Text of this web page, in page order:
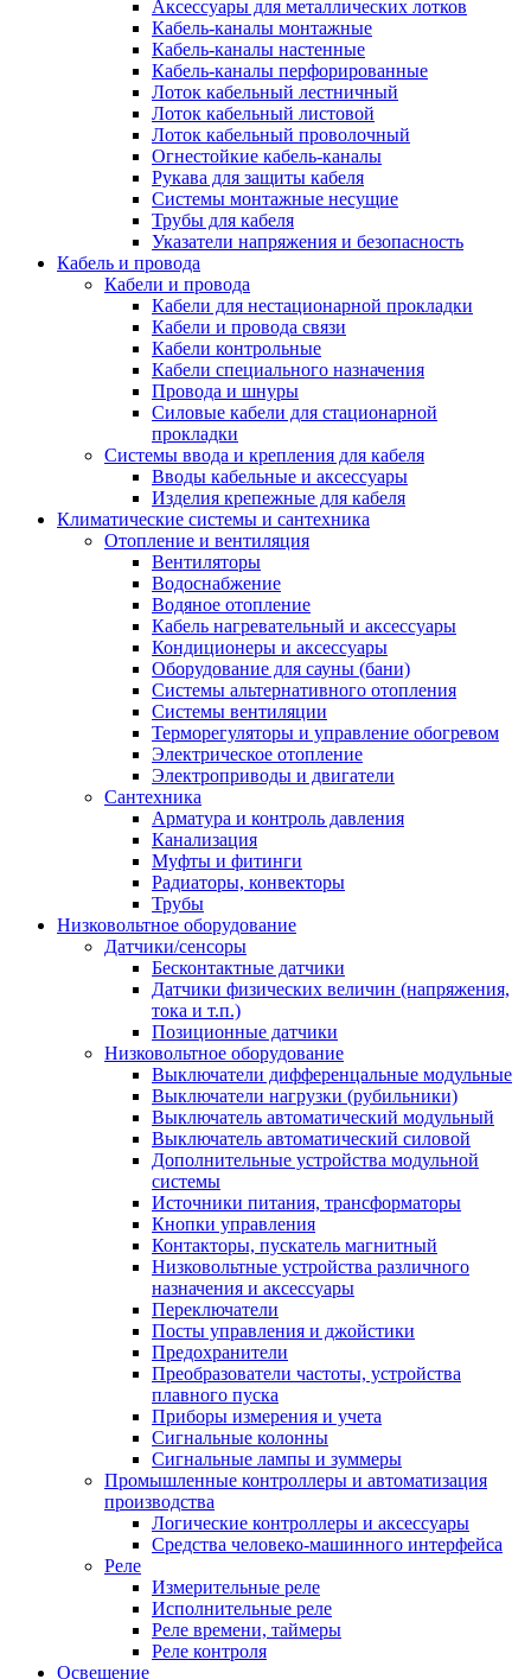
Аксессуары для металлических лотков
Кабель-каналы монтажные
Кабель-каналы настенные
Кабель-каналы перфорированные
Лоток кабельный лестничный
Лоток кабельный листовой
Лоток кабельный проволочный
Огнестойкие кабель-каналы
Рукава для защиты кабеля
Системы монтажные несущие
Трубы для кабеля
Указатели напряжения и безопасность
Кабель и провода
Кабели и провода
Кабели для нестационарной прокладки
Кабели и провода связи
Кабели контрольные
Кабели специального назначения
Провода и шнуры
Силовые кабели для стационарной
прокладки
Системы ввода и крепления для кабеля
Вводы кабельные и аксессуары
Изделия крепежные для кабеля
Климатические системы и сантехника
Отопление и вентиляция
Вентиляторы
Водоснабжение
Водяное отопление
Кабель нагревательный и аксессуары
Кондиционеры и аксессуары
Оборудование для сауны (бани)
Системы альтернативного отопления
Системы вентиляции
Терморегуляторы и управление обогревом
Электрическое отопление
Электроприводы и двигатели
Сантехника
Арматура и контроль давления
Канализация
Муфты и фитинги
Радиаторы, конвекторы
Трубы
Низковольтное оборудование
Датчики/сенсоры
Бесконтактные датчики
Датчики физических величин (напряжения,
тока и т.п.)
Позиционные датчики
Низковольтное оборудование
Выключатели дифференцальные модульные
Выключатели нагрузки (рубильники)
Выключатель автоматический модульный
Выключатель автоматический силовой
Дополнительные устройства модульной
системы
Источники питания, трансформаторы
Кнопки управления
Контакторы, пускатель магнитный
Низковольтные устройства различного
назначения и аксессуары
Переключатели
Посты управления и джойстики
Предохранители
Преобразователи частоты, устройства
плавного пуска
Приборы измерения и учета
Сигнальные колонны
Сигнальные лампы и зуммеры
Промышленные контроллеры и автоматизация
производства
Логические контроллеры и аксессуары
Средства человеко-машинного интерфейса
Реле
Измерительные реле
Исполнительные реле
Реле времени, таймеры
Реле контроля
Освещение